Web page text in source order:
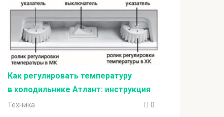
Как регулировать температуру
в холодильнике Атлант: инструкция
Техника 0